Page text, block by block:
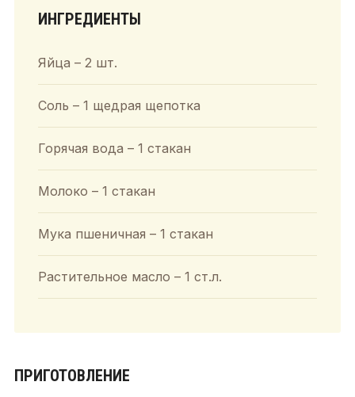
ИНГРЕДИЕНТЫ
Яйца – 2 шт.
Соль – 1 щедрая щепотка
Горячая вода – 1 стакан
Молоко – 1 стакан
Мука пшеничная – 1 стакан
Растительное масло – 1 ст.л.
ПРИГОТОВЛЕНИЕ